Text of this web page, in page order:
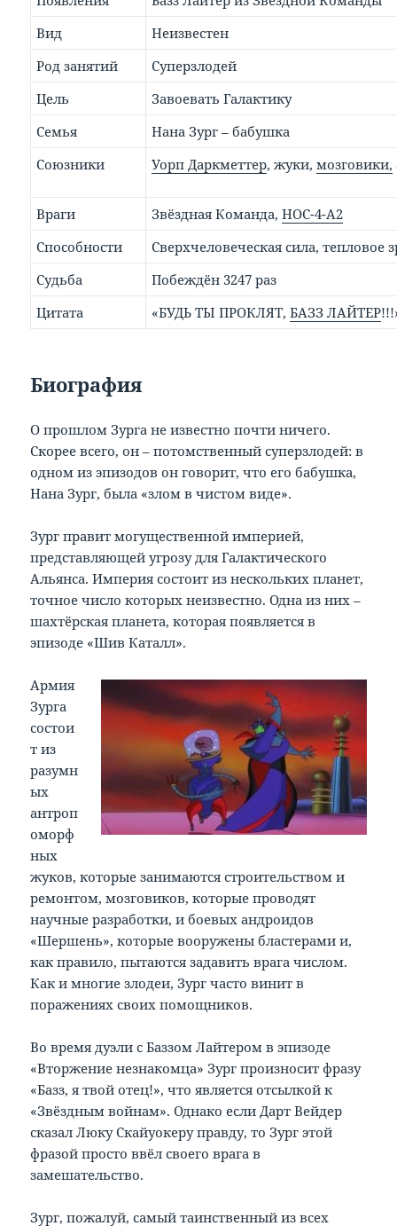
Вид
Неизвестен
Род занятий
Суперзлодей
Цель
Завоевать Галактику
Семья
Нана Зург – бабушка
Союзники
Уорп Даркметтер, жуки,мозговики,
Враги Звёздная Команда,НОС-4-А2
Способности
Сверхчеловеческая сила, тепловое
Судьба
Побеждён 3247 раз
Цитата
«БУДЬ ТЫ ПРОКЛЯТ,БАЗЗ ЛАЙТЕР
Биография
О прошлом Зурга не известно почти ничего.
Скорее всего, он – потомственный суперзлодей: в
одном из эпизодов он говорит, что его бабушка,
Нана Зург, была «злом в чистом виде».
Зург правит могущественной империей,
представляющей угрозу для Галактического
Альянса. Империя состоит из нескольких планет,
точное число которых неизвестно. Одна из них –
шахтёрская планета, которая появляется в
эпизоде «Шив Каталл».
Армия
Зурга
состои
т из
разумн
ых
антроп
оморф
ных
жуков, которые занимаются строительством и
ремонтом, мозговиков, которые проводят
научные разработки, и боевых андроидов
«Шершень», которые вооружены бластерами и,
как правило, пытаются задавить врага числом.
Как и многие злодеи, Зург часто винит в
поражениях своих помощников.
Во время дуэли с Баззом Лайтером в эпизоде
«Вторжение незнакомца» Зург произносит фразу
«Базз, я твой отец!», что является отсылкой к
«Звёздным войнам». Однако если Дарт Вейдер
сказал Люку Скайуокеру правду, то Зург этой
фразой просто ввёл своего врага в
замешательство.
Зург, пожалуй, самый таинственный из всех